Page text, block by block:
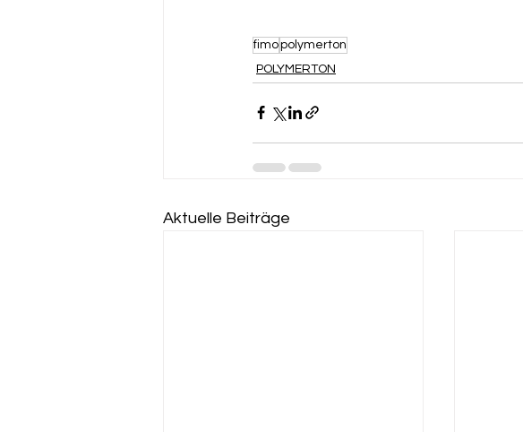
fimopolymerton
POLYMERTON
Aktuelle Beiträge